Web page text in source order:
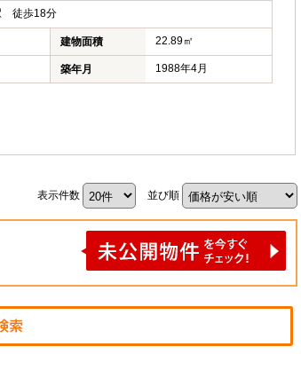
徒歩18分
建物面積 22.89㎡
築年月 1988年4月
表示件数 並び順